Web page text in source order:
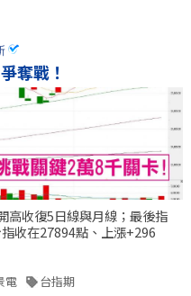
奪戰！
高收復5日線與月線；最後指
收在27894點、上漲+296
電 台指期